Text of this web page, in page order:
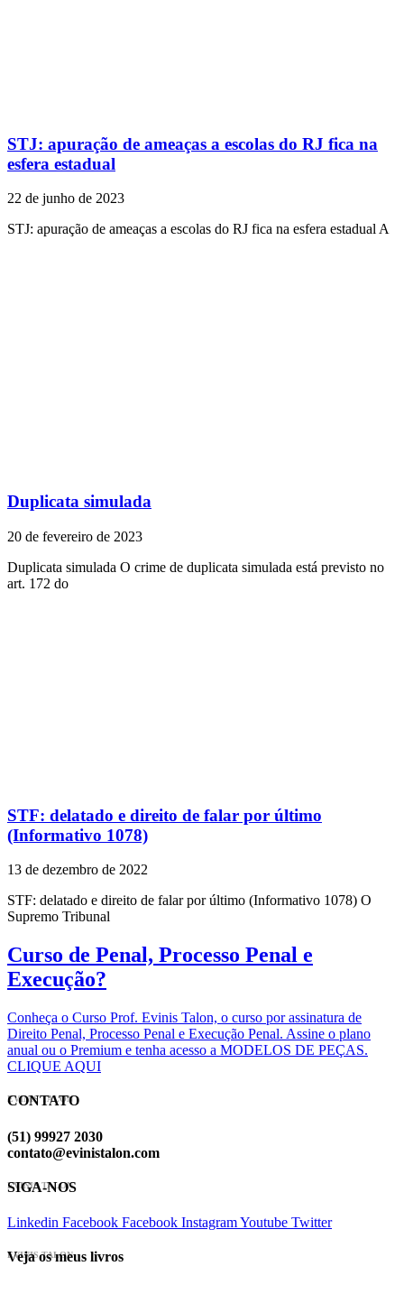
STJ: apuração de ameaças a escolas do RJ fica na
esfera estadual
22 de junho de 2023
STJ: apuração de ameaças a escolas do RJ fica na esfera estadual A
Duplicata simulada
20 de fevereiro de 2023
Duplicata simulada O crime de duplicata simulada está previsto no
art. 172 do
STF: delatado e direito de falar por último
(Informativo 1078)
13 de dezembro de 2022
STF: delatado e direito de falar por último (Informativo 1078) O
Supremo Tribunal
Curso de Penal, Processo Penal e
Execução?
Conheça o Curso Prof. Evinis Talon, o curso por assinatura de
Direito Penal, Processo Penal e Execução Penal. Assine o plano
anual ou o Premium e tenha acesso a MODELOS DE PEÇAS.
CLIQUE AQUI
EVINIS TALON
CONTATO
(51) 99927 2030
contato@evinistalon.com
EVINIS TALON
SIGA-NOS
Linkedin Facebook Facebook InstagramYoutube Twitter
EVINIS TALON
Veja os meus livros